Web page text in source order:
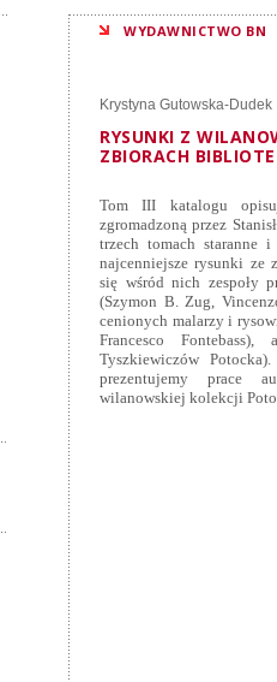
WYDAWNICTWO BN
Krystyna Gutowska-Dudek
RYSUNKI Z
ZBIORACH
Tom III katalogu
zgromadzoną przez
trzech tomach staranne
najcenniejsze rysunki ze
się wśród nich zespoły
(Szymon B. Zug,
cenionych malarzy i
Francesco
Tyszkiewiczów
prezentujemy prace
wilanowskiej kolekcji